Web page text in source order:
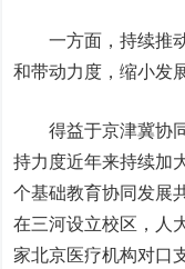
一方面，持续推动
和带动力度，缩小发
得益于京津冀协同
持力度近年来持续加
个基础教育协同发展
在三河设立校区，人
家北京医疗机构对口